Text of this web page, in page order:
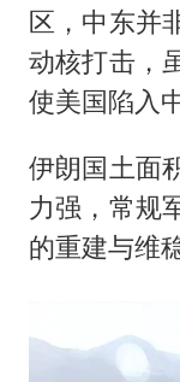
区，中东并
动核打击，
使美国陷入
伊朗国土面
力强，常规
的重建与维